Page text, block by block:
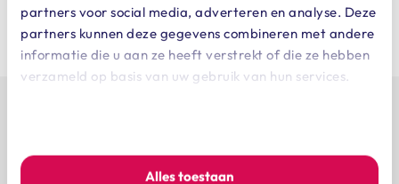
partners voor social media, adverteren en analyse. Deze
partners kunnen deze gegevens combineren met andere
informatie die u aan ze heeft verstrekt of die ze hebben
verzameld op basis van uw gebruik van hun services.
Alles toestaan
Snel op weg met meer dan